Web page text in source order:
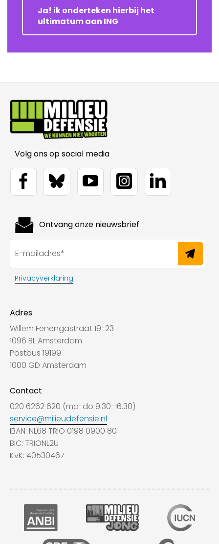
Ja! ik onderteken hierbij het
ultimatum aan ING
Volg ons op social media
Adres
Willem Fenengastraat 19-23
1096 BL Amsterdam
Postbus 19199
1000 GD Amsterdam
Contact
020 6262 620 (ma-do 9.30-16.30)
service@milieudefensie.nl
IBAN: NL68 TRIO 0198 0900 80
BIC: TRIONL2U
KvK: 40530467
Ontvang onze nieuwsbrief
Privacyverklaring